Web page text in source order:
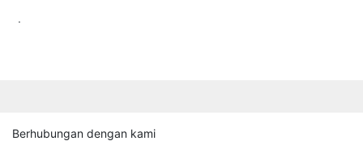
.
Berhubungan dengan kami